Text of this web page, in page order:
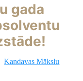
gada
Kandavas Mākslu